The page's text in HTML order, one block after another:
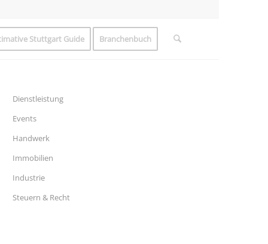
Stuttgart Guide Branchenbuch
Dienstleistung
Events
Handwerk
Immobilien
Industrie
Steuern & Recht